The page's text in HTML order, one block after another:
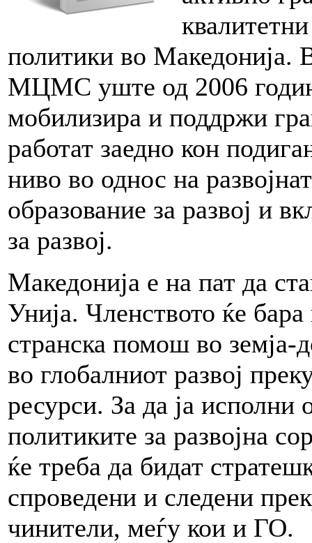
политики во
МЦМС уште од 2006
мобилизира и поддржи
работат заедно кон
ниво во однос на
образование за развој и
за развој.
Македонија е на пат да
Унија. Членството ќе
странска помош во земја-
во глобалниот развој
ресурси. За да ја исполни
политиките за развојна
ќе треба да бидат
спроведени и следени
чинители, меѓу кои и ГО.